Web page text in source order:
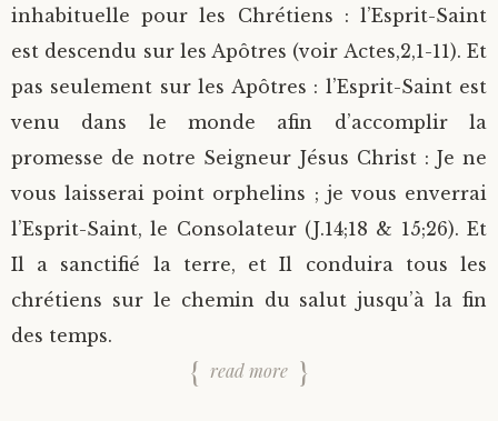
inhabituelle pour les Chrétiens : l’Esprit-Saint
est descendu sur les Apôtres (voir Actes,2,1-11). Et
pas seulement sur les Apôtres : l’Esprit-Saint est
venu dans le monde afin d’accomplir la
promesse de notre Seigneur Jésus Christ : Je ne
vous laisserai point orphelins ; je vous enverrai
l’Esprit-Saint, le Consolateur (J.14;18 & 15;26). Et
Il a sanctifié la terre, et Il conduira tous les
chrétiens sur le chemin du salut jusqu’à la fin
des temps.
read more